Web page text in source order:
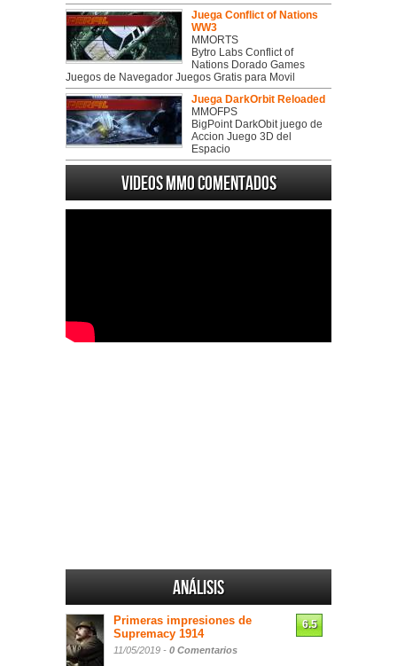
Juega Conflict of Nations
WW3
MMORTS
Bytro Labs Conflict of
Nations Dorado Games
Juegos de Navegador Juegos Gratis para Movil
Juega DarkOrbit Reloaded
MMOFPS
BigPoint DarkObit juego de
Accion Juego 3D del
Espacio
Videos MMO Comentados
Análisis
Primeras impresiones de
Supremacy 1914
11/05/2019 - 0 Comentarios
6.5